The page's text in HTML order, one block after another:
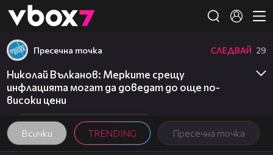
👾
Всички TRENDING Пресечна точка
Пресечна точка СЛЕДВАЙ 29
Николай Вълканов: Мерките срещу
инфлацията могат да доведат до още по-
високи цени